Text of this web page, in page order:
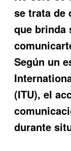
se trata de
que brinda
Según un
(ITU), el
durante